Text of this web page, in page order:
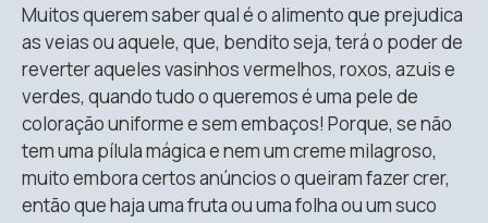
Muitos querem saber qual é o alimento que prejudica
as veias ou aquele, que, bendito seja, terá o poder de
reverter aqueles vasinhos vermelhos, roxos, azuis e
verdes, quando tudo o queremos é uma pele de
coloração uniforme e sem embaços! Porque, se não
tem uma pílula mágica e nem um creme milagroso,
muito embora certos anúncios o queiram fazer crer,
então que haja uma fruta ou uma folha ou um suco